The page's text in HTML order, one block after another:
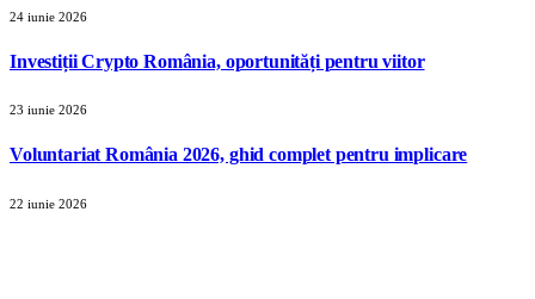
24 iunie 2026
Investiții Crypto România, oportunități pentru viitor
23 iunie 2026
Voluntariat România 2026, ghid complet pentru implicare
22 iunie 2026